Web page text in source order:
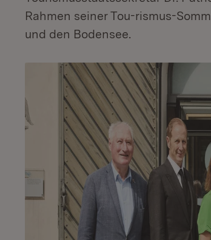
Rahmen seiner Tou-rismus-
und den Bodensee.